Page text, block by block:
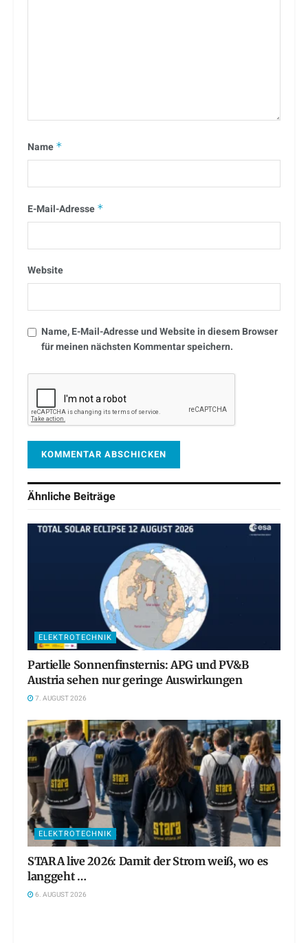
Name *
E-Mail-Adresse *
Website
Name, E-Mail-Adresse und Website in diesem Browser
für meinen nächsten Kommentar speichern.
Ähnliche Beiträge
ELEKTROTECHNIK
Partielle Sonnenfinsternis: APG und PV&B
Austria sehen nur geringe Auswirkungen
7. AUGUST 2026
ELEKTROTECHNIK
STARA live 2026: Damit der Strom weiß, wo es
langgeht …
6. AUGUST 2026